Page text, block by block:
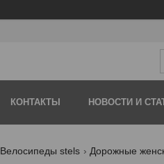
КОНТАКТЫ НОВОСТИ И
Велосипеды stels Дорожные